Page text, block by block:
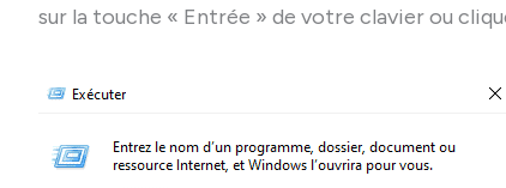
sur la touche « Entrée » de votre clavier ou